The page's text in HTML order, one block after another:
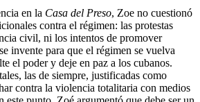
en la Casa del Preso, Zoe no cuestionó
contra el régimen: las protestas
civil, ni los intentos de promover
invente para que el régimen se vuelva
el poder y deje en paz a los cubanos.
las de siempre, justificadas como
contra la violencia totalitaria con medios